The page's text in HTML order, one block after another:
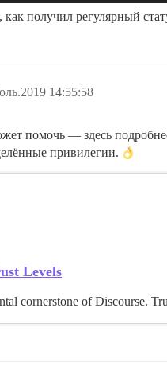
получил регулярный
14:55:58
помочь — здесь
привилегии.
Levels
cornerstone of Discourse.